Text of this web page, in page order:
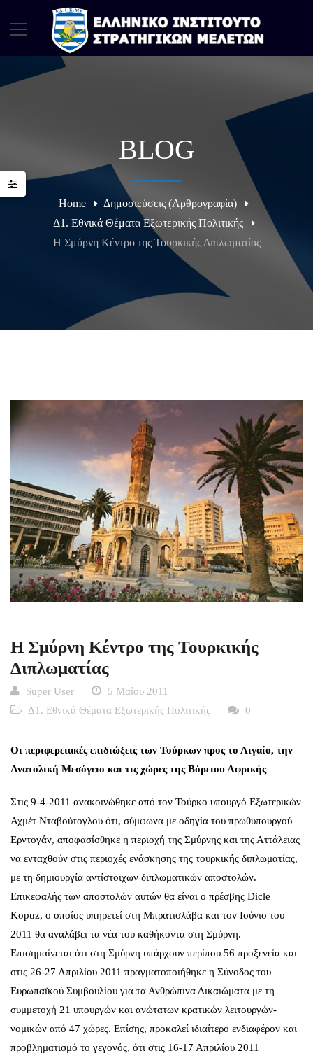
BLOG
Home
Δημοσιεύσεις (Αρθρογραφία)
Δ1. Εθνικά Θέματα Εξωτερικής Πολιτικής
H Σμύρνη Κέντρο της Τουρκικής Διπλωματίας
H Σμύρνη Κέντρο της Τουρκικής
Διπλωματίας
Super User
5 Μαΐου 2011
Δ1. Εθνικά Θέματα Εξωτερικής Πολιτικής
0
Οι περιφερειακές επιδιώξεις των Τούρκων προς το Αιγαίο, την
Ανατολική Μεσόγειο και τις χώρες της Βόρειου Αφρικής
Στις 9-4-2011 ανακοινώθηκε από τον Τούρκο υπουργό Εξωτερικών
Αχμέτ Νταβούτογλου ότι, σύμφωνα με οδηγία του πρωθυπουργού
Ερντογάν, αποφασίσθηκε η περιοχή της Σμύρνης και της Αττάλειας
να ενταχθούν στις περιοχές ενάσκησης της τουρκικής διπλωματίας,
με τη δημιουργία αντίστοιχων διπλωματικών αποστολών.
Επικεφαλής των αποστολών αυτών θα είναι ο πρέσβης Dicle
Kopuz, ο οποίος υπηρετεί στη Μπρατισλάβα και τον Ιούνιο του
2011 θα αναλάβει τα νέα του καθήκοντα στη Σμύρνη.
Επισημαίνεται ότι στη Σμύρνη υπάρχουν περίπου 56 προξενεία και
στις 26-27 Απριλίου 2011 πραγματοποιήθηκε η Σύνοδος του
Ευρωπαϊκού Συμβουλίου για τα Ανθρώπινα Δικαιώματα με τη
συμμετοχή 21 υπουργών και ανώτατων κρατικών λειτουργών-
νομικών από 47 χώρες. Επίσης, προκαλεί ιδιαίτερο ενδιαφέρον και
προβληματισμό το γεγονός, ότι στις 16-17 Απριλίου 2011